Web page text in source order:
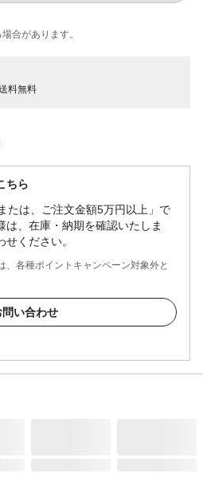
合が​あります。
料無料
ちら
たは、ご注文金額5万円以上」で
は、在庫・納期を確認いたしま
ください。
各種ポイントキャンペーン対象外と
問い合わせ